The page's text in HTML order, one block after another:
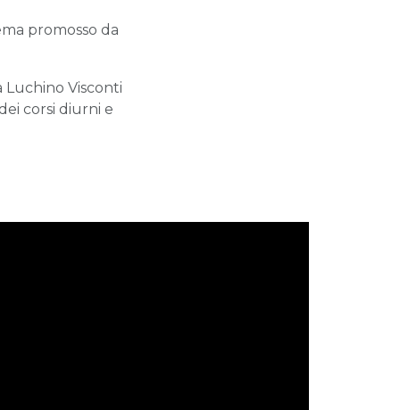
promosso da
Luchino Visconti
corsi diurni e